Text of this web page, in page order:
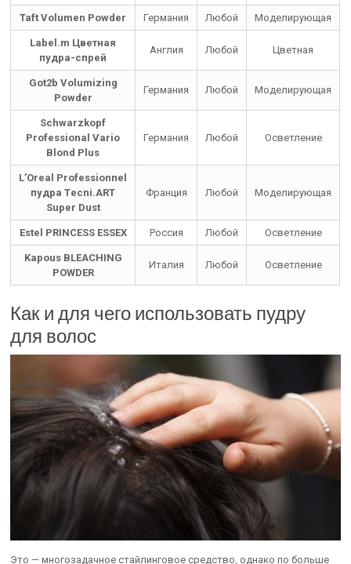
Taft Volumen Powder Германия Любой Моделирующая
Label.m Цветная
пудра-спрей
Англия Любой Цветная
Got2b Volumizing
Powder
Германия Любой Моделирующая
Schwarzkopf
Professional Vario
Blond Plus
Германия Любой Осветление
L’Oreal Professionnel
пудра Тecni.ART
Super Dust
Франция Любой Моделирующая
Estel PRINCESS ESSEX Россия Любой Осветление
Kapous BLEACHING
POWDER
Италия Любой Осветление
Как и для чего использовать пудру
для волос
Это — многозадачное стайлинговое средство, однако по больше